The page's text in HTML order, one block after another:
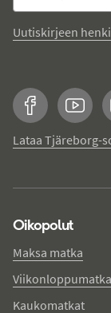
Uutiskirjeen
Facebook
Lataa Tjäreborg-
Oikopolut
Maksa matka
Kaukomatkat